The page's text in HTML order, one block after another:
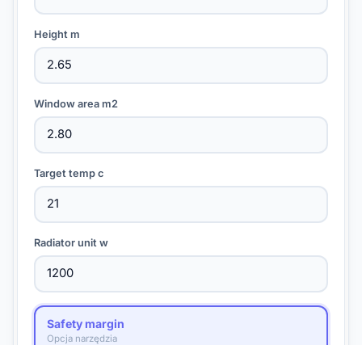
Height m
Window area m2
Target temp c
Radiator unit w
Safety margin
Opcja narzędzia